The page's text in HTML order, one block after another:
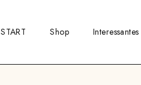
START Shop Interessantes